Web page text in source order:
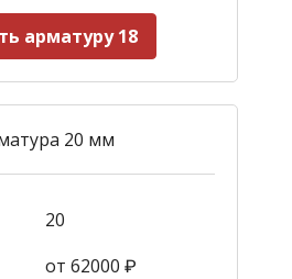
арматуру 18
20 мм
20
от 62000 ₽